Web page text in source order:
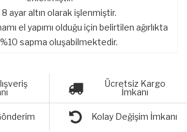
8 ayar altın olarak işlenmiştir.
el yapımı olduğu için belirtilen ağırlıkta
sapma oluşabilmektedir.
Ücretsiz Kargo
İmkanı
Kolay Değişim İmkanı